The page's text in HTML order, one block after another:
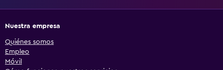
Nuestra empresa
Quiénes somos
Empleo
Móvil